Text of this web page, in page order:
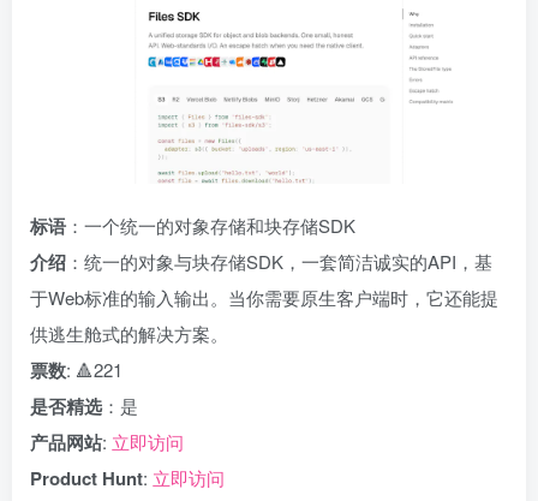
标语 ：一个统一的对象存储和块存储SDK
介绍 ：统一的对象与块存储SDK，一套简洁诚实的API，基
于Web标准的输入输出。当你需要原生客户端时，它还能提
供逃生舱式的解决方案。
票数: 🔺221
是否精选 ：是
产品网站: 立即访问
Product Hunt: 立即访问